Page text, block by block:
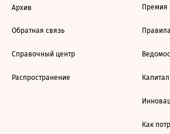
Архив
Обратная связь
Справочный центр
Распространение
Премия
Капитал
Как